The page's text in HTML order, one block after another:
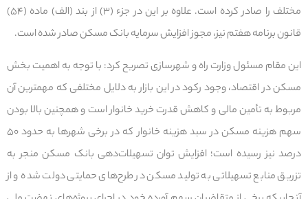
مختلف را صادر کرده است. علاوه بر این در جزء (۳) از بند (الف) ماده (۵۴)
قانون برنامه هفتم نیز، مجوز افزایش سرمایه بانک مسکن صادر شده است.
این مقام مسئول وزارت راه و شهرسازی تصریح کرد: با توجه به اهمیت بخش
مسکن در اقتصاد، وجود رکود در این بازار به دلایل مختلفی که مهمترین آن
مربوط به تأمین مالی و کاهش قدرت خرید خانوار است و همچنین بالا بودن
سهم هزینه مسکن در سبد هزینه خانوار که در برخی شهرها به حدود ۵۰
درصد نیز رسیده است؛ افزایش توان تسهیلات‌دهی بانک مسکن منجر به
تزریق منابع تسهیلاتی به تولید مسکن در طرح‌های حمایتی دولت شده و از